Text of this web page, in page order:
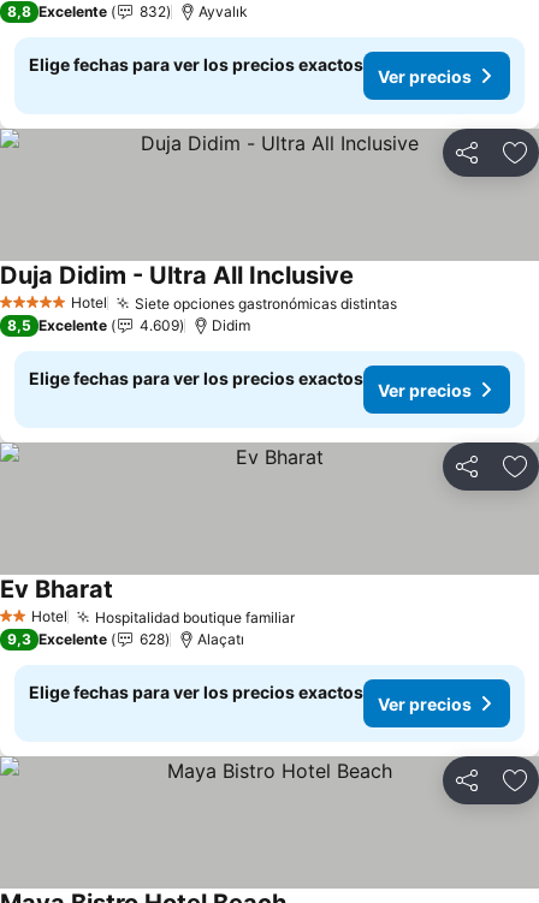
8,8 Excelente 832 Ayvalık
Elige fechas para ver los precios exactos
Ver precios
Compartir
5 Estrellas Hotel Siete opciones gastronómicas distintasVer precios
Duja Didim - Ultra All Inclusive
8,5 Excelente 4.609 Didim
Elige fechas para ver los precios exactos
Ver precios
Compartir
2 Estrellas
Hotel Hospitalidad boutique familiarVer precios
Ev Bharat
9,3 Excelente 628 Alaçatı
Elige fechas para ver los precios exactos
Ver precios
Compartir